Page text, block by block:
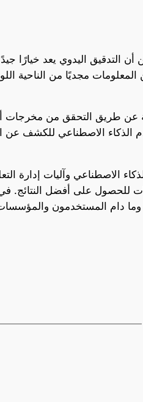
التدقيق اليدوي يعد خيارًا
مجديًا من الناحية
الاصطناعي وآليات إدارة
للحصول على أفضل النتائج.
وما دام المستخدمون